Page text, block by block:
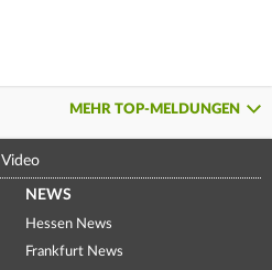
MEHR TOP-MELDUNGEN
Video
NEWS
Hessen News
Frankfurt News